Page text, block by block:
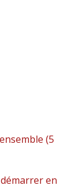
(5
en